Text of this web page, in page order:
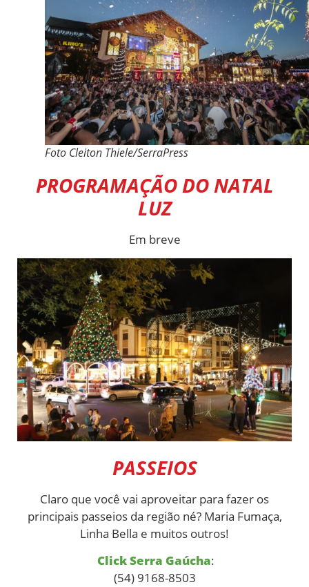
Foto Cleiton Thiele/SerraPress
PROGRAMAÇÃO DO NATAL
LUZ
Em breve
PASSEIOS
Claro que você vai aproveitar para fazer os
principais passeios da região né? Maria Fumaça,
Linha Bella e muitos outros!
Click Serra Gaúcha:
(54) 9168-8503